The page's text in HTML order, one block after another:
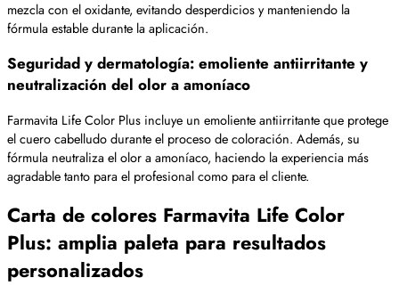
mezcla con el oxidante, evitando desperdicios y manteniendo la
fórmula estable durante la aplicación.
Seguridad y dermatología: emoliente antiirritante y
neutralización del olor a amoníaco
Farmavita Life Color Plus incluye un emoliente antiirritante que protege
el cuero cabelludo durante el proceso de coloración. Además, su
fórmula neutraliza el olor a amoníaco, haciendo la experiencia más
agradable tanto para el profesional como para el cliente.
Carta de colores Farmavita Life Color
Plus: amplia paleta para resultados
personalizados